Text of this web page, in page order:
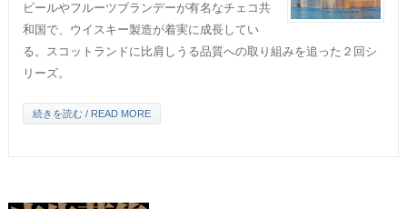
ビールやフルーツブランデーが有名なチェコ共
和国で、ウイスキー製造が着実に成長してい
る。スコットランドに比肩しうる品質への取り組みを追った２回シ
リーズ。
続きを読む / READ MORE